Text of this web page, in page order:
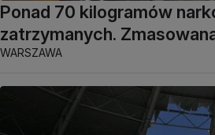
Ponad 70 kilogramów
zatrzymanych.
WARSZAWA